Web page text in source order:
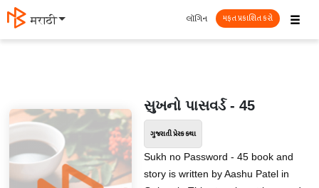
मराठी ☰
લૉગિન મફત પ્રકાશિત કરો
સુખનો પાસવર્ડ - 45
ગુજરાતી પ્રેરક કથા
Sukh no Password - 45 book and
story is written by Aashu Patel in